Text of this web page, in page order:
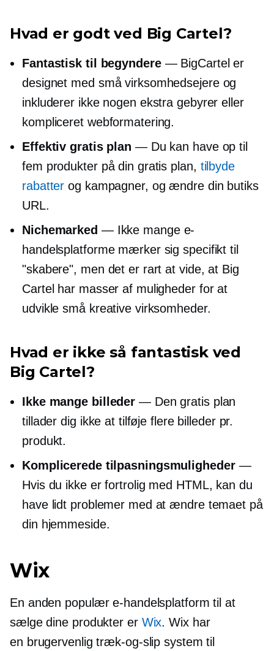
Hvad er godt ved Big Cartel?
Fantastisk til begyndere— BigCartel er
designet med små virksomhedsejere og
inkluderer ikke nogen ekstra gebyrer eller
kompliceret webformatering.
Effektiv gratis plan — Du kan have op til
fem produkter på din gratis plan, tilbyde
rabatter og kampagner, og ændre din butiks
URL.
Nichemarked — Ikke mange e-
handelsplatforme mærker sig specifikt til
"skabere", men det er rart at vide, at Big
Cartel har masser af muligheder for at
udvikle små kreative virksomheder.
Hvad er ikke så fantastisk ved
Big Cartel?
Ikke mange billeder — Den gratis plan
tillader dig ikke at tilføje flere billeder pr.
produkt.
Komplicerede tilpasningsmuligheder—
Hvis du ikke er fortrolig med HTML, kan du
have lidt problemer med at ændre temaet på
din hjemmeside.
Wix
En anden populær e-handelsplatform til at
sælge dine produkter er Wix. Wix har
en brugervenlig træk-og-slip system til